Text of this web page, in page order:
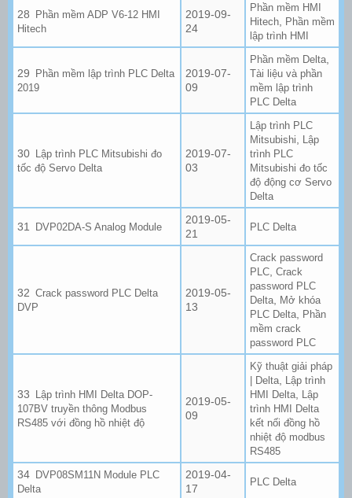
Phần mềm ADP V6-12 HMI
Hitech
2019-09-
24
Phần mềm HMI
Hitech
Phần mềm
lập trình HMI
Phần mềm lập trình PLC Delta
2019
2019-07-
09
Phần mềm Delta
Tài liệu và phần
mềm lập trình
PLC Delta
Lập trình PLC Mitsubishi đo
tốc độ Servo Delta
2019-07-
03
Lập trình PLC
Mitsubishi
Lập
trình PLC
Mitsubishi đo tốc
độ động cơ Servo
Delta
DVP02DA-S Analog Module
2019-05-
21
PLC Delta
Crack password PLC Delta
DVP
2019-05-
13
Crack password
PLC Crack
password PLC
Delta
Mở khóa
PLC Delta
Phần
mềm crack
password PLC
Lập trình HMI Delta DOP-
107BV truyền thông Modbus
RS485 với đồng hồ nhiệt độ
2019-05-
09
Kỹ thuật giải pháp
| Delta
Lập trình
HMI Delta
Lập
trình HMI Delta
kết nối đồng hồ
nhiệt độ modbus
RS485
DVP08SM11N Module PLC
Delta
2019-04-
17
PLC Delta